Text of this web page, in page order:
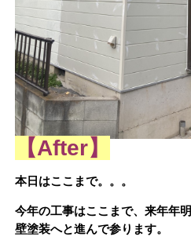
【After】
本日はここまで。。。
今年の工事はここまで、来年年
壁塗装へと進んで参ります。